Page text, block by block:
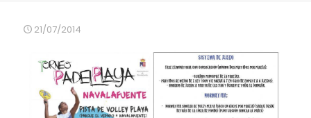
21/07/2014